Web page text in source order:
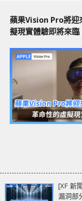
蘋果Vision Pro將迎
擬現實體驗即將來臨
[XF 新
漏洞部